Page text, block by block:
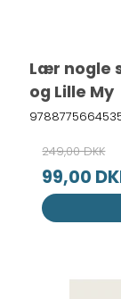
Lær nogle
og Lille My
249,00 DKK
99,00